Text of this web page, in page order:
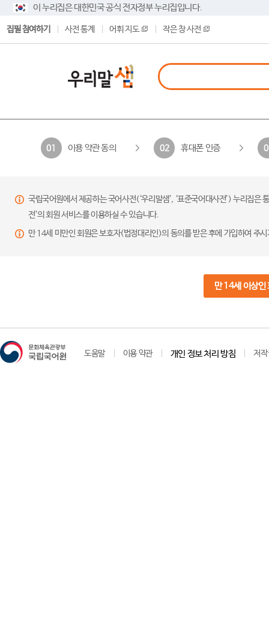
이 누리집은 대한민국 공식 전자정부 누리집입니다.
집필 참여하기 사전 통계 어휘 지도 작은 창 사전
01 이용 약관 동의 02 휴대폰 인증
국립국어원에서 제공하는 국어사전(‘우리말샘’, ‘표준국어대사전’) 누리집
전’의 회원 서비스를 이용하실 수 있습니다.
만 14세 미만인 회원은 보호자(법정대리인)의 동의를 받은 후에 가입하여 주
만 14세 이상인
도움말 이용 약관 개인 정보 처리 방침 저